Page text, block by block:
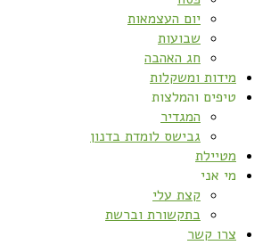
יום העצמאות
שבועות
חג האהבה
מידות ומשקלות
טיפים והמלצות
המגדיר
גבישס לומדת בדנון
מטיילת
מי אני
קצת עלי
בתקשורת וברשת
צרו קשר